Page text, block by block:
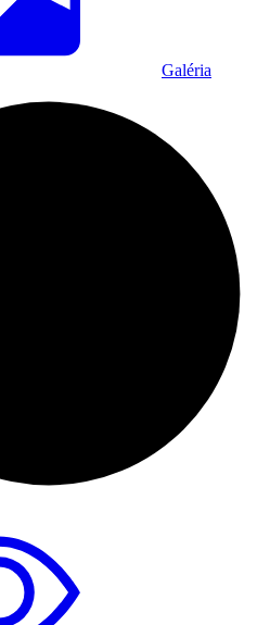
Galéria